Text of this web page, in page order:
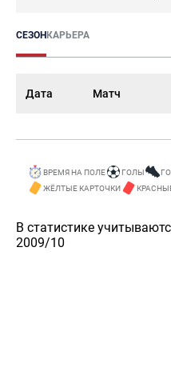
СЕЗОНКАРЬЕРА
Дата Матч
ВРЕМЯ НА ПОЛЕ ГОЛЫ
ЖЁЛТЫЕ КАРТОЧКИ
В статистике
2009/10